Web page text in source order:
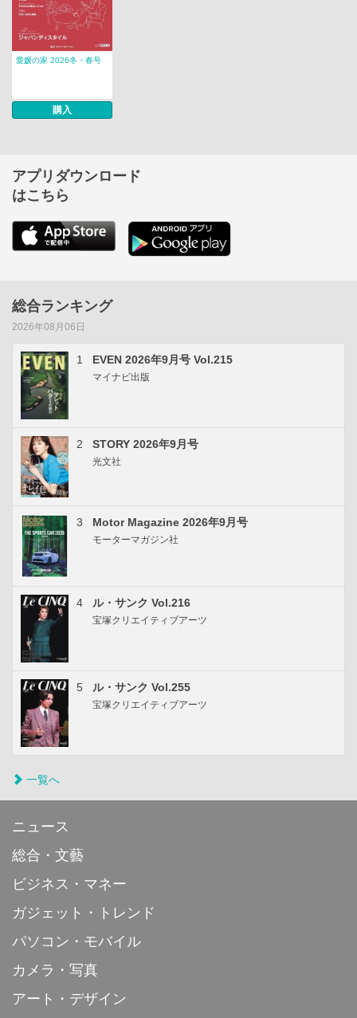
愛媛の家 2026冬・春号
購入
アプリダウンロード
はこちら
総合ランキング
2026年08月06日
1 EVEN 2026年9月号 Vol.215
マイナビ出版
2 STORY 2026年9月号
光文社
3 Motor Magazine 2026年9月号
モーターマガジン社
4 ル・サンク Vol.216
宝塚クリエイティブアーツ
5 ル・サンク Vol.255
宝塚クリエイティブアーツ
一覧へ
ニュース
総合・文藝
ビジネス・マネー
ガジェット・トレンド
パソコン・モバイル
カメラ・写真
アート・デザイン